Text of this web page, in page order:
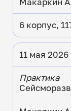
6 корпус,
11 мая 2026
Практика